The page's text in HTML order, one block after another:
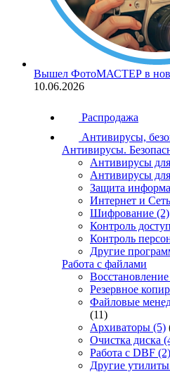
Вышел ФотоМАСТЕР в
10.06.2026
Распродажа
Антивирусы,
Антивирусы.
Антивирусы
Антивирусы
Защита
Интернет и Сеть
Шифрование (2)
Контроль
Контроль
Другие
Работа с файлами
Резервное
Файловые
(11)
Архиваторы (5)
Очистка диска
Работа с DBF (2)
Другие утилиты